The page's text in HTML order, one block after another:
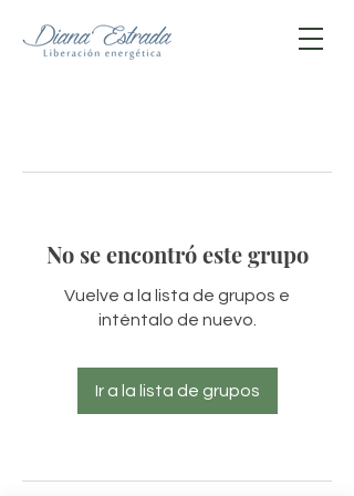
No se encontró este grupo
Vuelve a la lista de grupos e
inténtalo de nuevo.
Ir a la lista de grupos